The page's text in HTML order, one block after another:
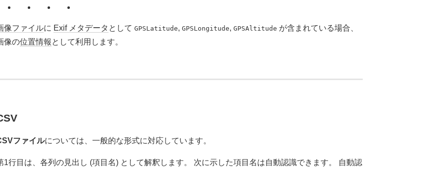
像ファイルに Exif メタデータ として GPSLatitude, GPSLongitude, GPSAltitude が含まれている場合、
像の位置情報 として利用します。
ファイルについては、一般的な形式に対応しています。
1行目は、各列の見出し (項目名) として解釈します。 次に示した項目名は自動認識できます。 自動認